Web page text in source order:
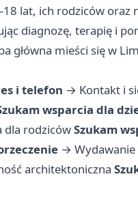
lat, ich rodziców
diagnozę, terapię i
główna mieści się w
i telefon → Kontakt i
wsparcia dla
dla rodzicówSzukam
→
architektoniczna